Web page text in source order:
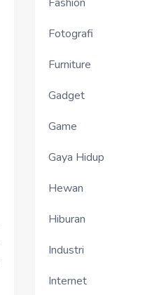
Fashion
Fotografi
Furniture
Gadget
Game
Gaya Hidup
Hewan
Hiburan
Industri
Internet